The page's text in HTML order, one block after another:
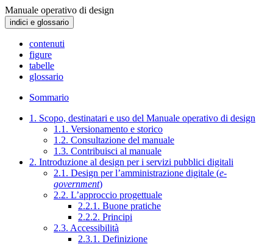
Manuale operativo di design
indici e glossario
contenuti
figure
tabelle
glossario
Sommario
1. Scopo, destinatari e uso del Manuale operativo di design
1.1. Versionamento e storico
1.2. Consultazione del manuale
1.3. Contribuisci al manuale
2. Introduzione al design per i servizi pubblici digitali
2.1. Design per l’amministrazione digitale (e-
government)
2.2. L’approccio progettuale
2.2.1. Buone pratiche
2.2.2. Principi
2.3. Accessibilità
2.3.1. Definizione